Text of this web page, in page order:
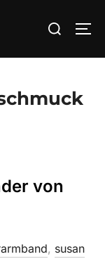
Suchen
von
, susan